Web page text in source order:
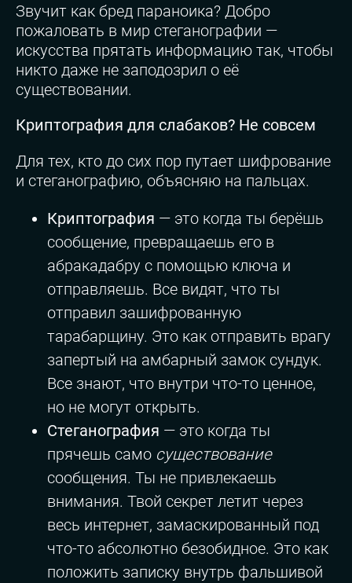
Звучит как бред параноика? Добро
пожаловать в мир стеганографии —
искусства прятать информацию так, чтобы
никто даже не заподозрил о её
существовании.
Криптография для слабаков? Не совсем
Для тех, кто до сих пор путает шифрование
и стеганографию, объясняю на пальцах.
Криптография — это когда ты берёшь
сообщение, превращаешь его в
абракадабру с помощью ключа и
отправляешь. Все видят, что ты
отправил зашифрованную
тарабарщину. Это как отправить врагу
запертый на амбарный замок сундук.
Все знают, что внутри что-то ценное,
но не могут открыть.
Стеганография — это когда ты
прячешь само существование
сообщения. Ты не привлекаешь
внимания. Твой секрет летит через
весь интернет, замаскированный под
что-то абсолютно безобидное. Это как
положить записку внутрь фальшивой